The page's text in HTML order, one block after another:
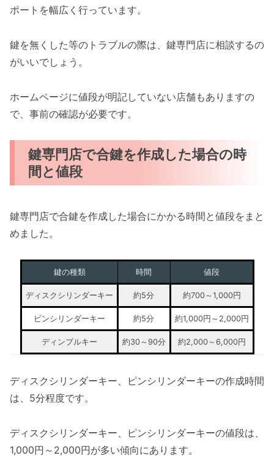
ポートを幅広く行っています。
鍵を無くした等のトラブルの際は、鍵専門店に相談するの
がいいでしょう。
ホームページに値段が明記していない店舗もありますの
で、事前の確認が必要です。
鍵専門店で合鍵を作成した場合の時
間と値段
鍵専門店で合鍵を作成した場合にかかる時間と値段をまと
めました。
鍵の種類 時間 値段
ディスクシリンダーキー 約5分 約700～1,000円
ピンシリンダーキー 約5分 約1,000円～2,000円
ディンプルキー 約30～90分 約2,000～6,000円
ディスクシリンダーキー、ピンシリンダーキーの作成時間
は、5分程度です。
ディスクシリンダーキー、ピンシリンダーキーの値段は、
1,000円～2,000円が多い傾向にあります。